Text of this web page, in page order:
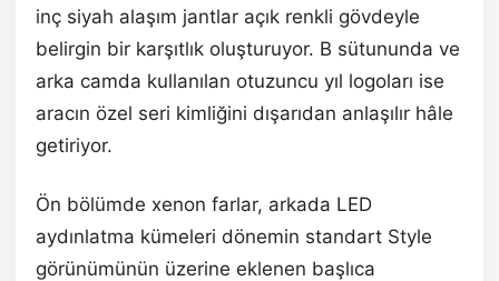
inç siyah alaşım jantlar açık renkli gövdeyle
belirgin bir karşıtlık oluşturuyor. B sütununda ve
arka camda kullanılan otuzuncu yıl logoları ise
aracın özel seri kimliğini dışarıdan anlaşılır hâle
getiriyor.
Ön bölümde xenon farlar, arkada LED
aydınlatma kümeleri dönemin standart Style
görünümünün üzerine eklenen başlıca